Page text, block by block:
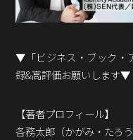
▼「ビジネス・ブック・
録&高評価お願いします▼
【著者プロフィール】
各務太郎（かがみ・たろう